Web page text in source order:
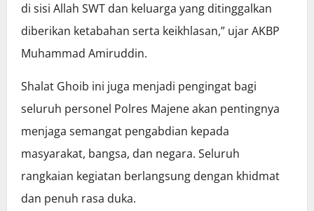
di sisi Allah SWT dan keluarga yang ditinggalkan
diberikan ketabahan serta keikhlasan,” ujar AKBP
Muhammad Amiruddin.
Shalat Ghoib ini juga menjadi pengingat bagi
seluruh personel Polres Majene akan pentingnya
menjaga semangat pengabdian kepada
masyarakat, bangsa, dan negara. Seluruh
rangkaian kegiatan berlangsung dengan khidmat
dan penuh rasa duka.